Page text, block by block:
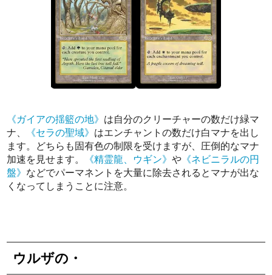
《ガイアの揺籃の地》 は自分のクリーチャーの数だけ緑マ
ナ、
《セラの聖域》 はエンチャントの数だけ白マナを出し
ます。どちらも固有色の制限を受けますが、圧倒的なマナ
加速を見せます。
《精霊龍、ウギン》や 《ネビニラルの円
盤》 などでパーマネントを大量に除去されるとマナが出な
くなってしまうことに注意。
ウルザの・